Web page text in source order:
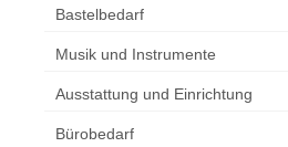
Bastelbedarf
Musik und Instrumente
Ausstattung und Einrichtung
Bürobedarf